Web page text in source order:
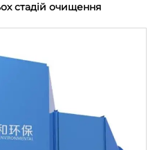
стадій очищення